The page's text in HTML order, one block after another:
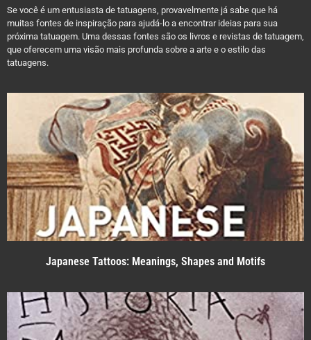
Se você é um entusiasta de tatuagens, provavelmente já sabe que há
muitas fontes de inspiração para ajudá-lo a encontrar ideias para sua
próxima tatuagem. Uma dessas fontes são os livros e revistas de tatuagem,
que oferecem uma visão mais profunda sobre a arte e o estilo das
tatuagens.
Japanese Tattoos: Meanings, Shapes and Motifs